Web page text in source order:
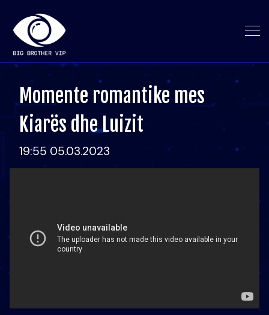
Momente romantike mes
Kiarës dhe Luizit
19:55 05.03.2023